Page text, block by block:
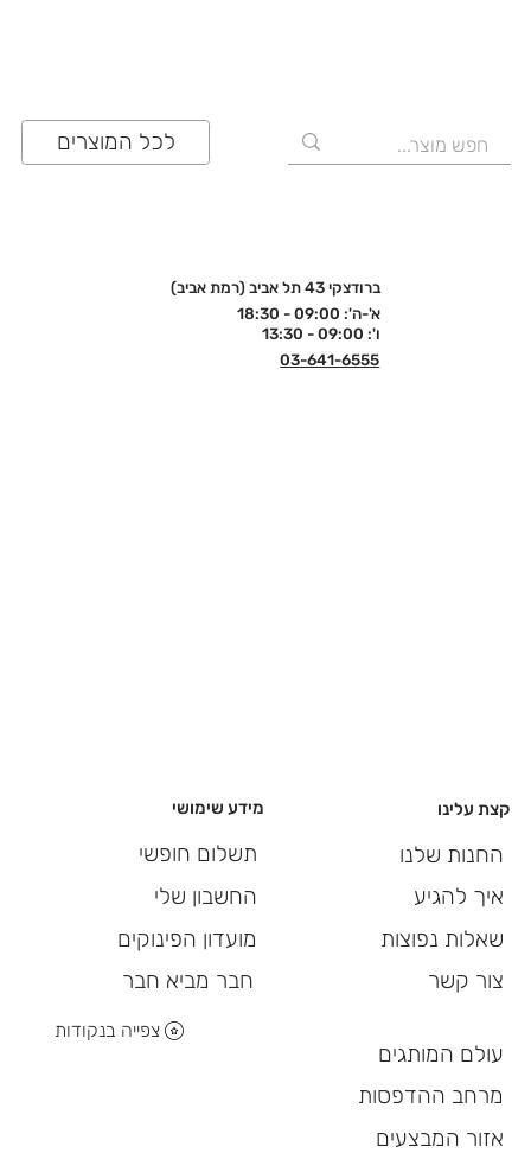
לכל המוצרים
ברודצקי 43 תל אביב (רמת אביב)
א'-ה': 09:00 - 18:30
ו': 09:00 - 13:30
03-641-6555
מידע שימושי
תשלום חופשי
החשבון שלי
מועדון הפינוקים
חבר מביא חבר
צפייה בנקודות
קצת עלינו
החנות שלנו
איך להגיע
שאלות נפוצות
צור קשר
עולם המותגים
מרחב ההדפסות
אזור המבצעים